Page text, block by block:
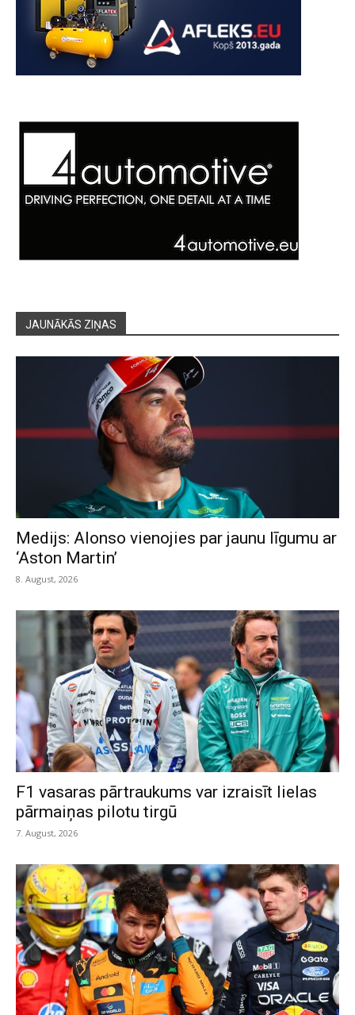
JAUNĀKĀS ZIŅAS
Medijs: Alonso vienojies par jaunu līgumu ar
‘Aston Martin’
8. August, 2026
F1 vasaras pārtraukums var izraisīt lielas
pārmaiņas pilotu tirgū
7. August, 2026